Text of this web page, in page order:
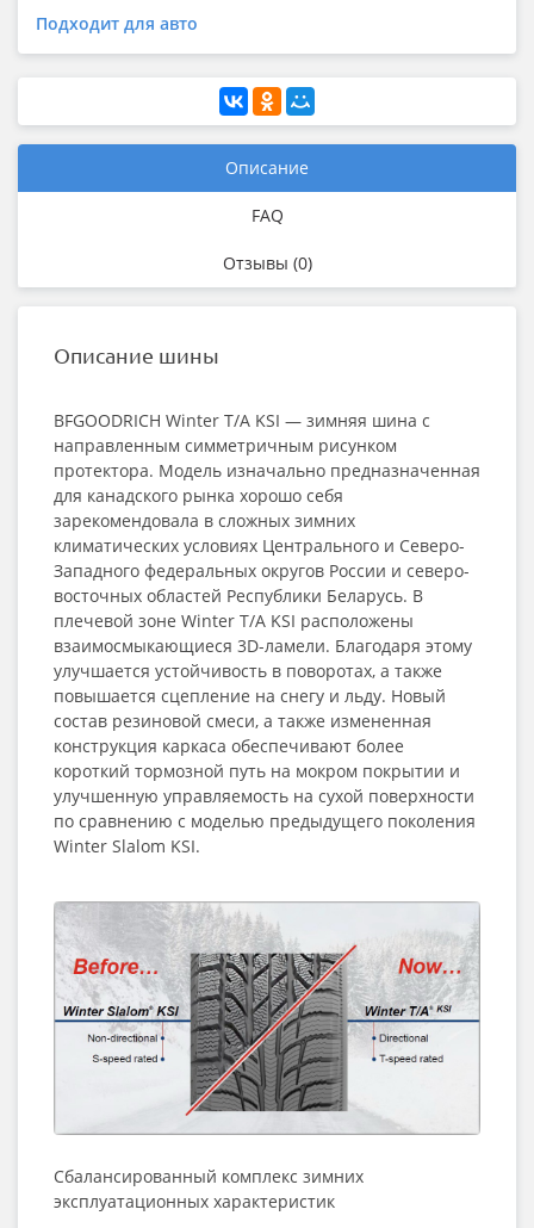
Подходит для авто
Описание
FAQ
Отзывы (0)
Описание шины
BFGOODRICH Winter T/A KSI — зимняя шина с
направленным симметричным рисунком
протектора. Модель изначально предназначенная
для канадского рынка хорошо себя
зарекомендовала в сложных зимних
климатических условиях Центрального и Северо-
Западного федеральных округов России и северо-
восточных областей Республики Беларусь. В
плечевой зоне Winter T/A KSI расположены
взаимосмыкающиеся 3D-ламели. Благодаря этому
улучшается устойчивость в поворотах, а также
повышается сцепление на снегу и льду. Новый
состав резиновой смеси, а также измененная
конструкция каркаса обеспечивают более
короткий тормозной путь на мокром покрытии и
улучшенную управляемость на сухой поверхности
по сравнению с моделью предыдущего поколения
Winter Slalom KSI.
Сбалансированный комплекс зимних
эксплуатационных характеристик